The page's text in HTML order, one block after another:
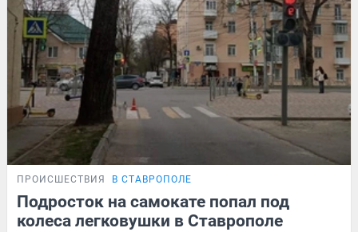
ПРОИСШЕСТВИЯ В СТАВРОПОЛЕ
Подросток на самокате попал под
колеса легковушки в Ставрополе